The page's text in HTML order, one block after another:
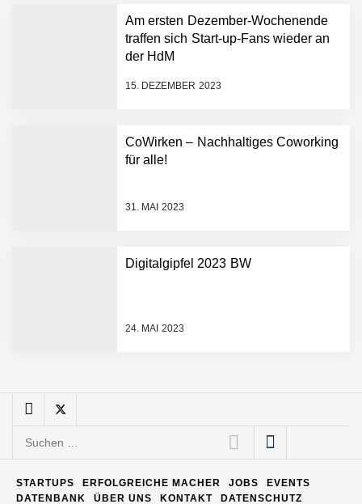
Am ersten Dezember-Wochenende
traffen sich Start-up-Fans wieder an
der HdM
15. DEZEMBER 2023
CoWirken – Nachhaltiges Coworking
für alle!
31. MAI 2023
Digitalgipfel 2023 BW
24. MAI 2023
Humanoider Roboter bringt
Hightech ins Stadion
Simulationsdienstleistung in
FiniteNow ermöglicht
Entwicklungsprozesse
Pyck im Employer Portrait
Software – flexibel, offen,
ELOPRINT im Employer
Portrait
Suchen
STARTUPS ERFOLGREICHE MACHER JOBS
EVENTS
DATENBANK
ÜBER UNS KONTAKT DATENSCHUTZ